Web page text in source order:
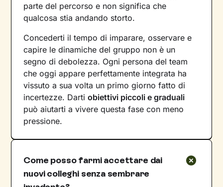
parte del percorso e non significa che
qualcosa stia andando storto.
Concederti il tempo di imparare, osservare e
capire le dinamiche del gruppo non è un
segno di debolezza. Ogni persona del team
che oggi appare perfettamente integrata ha
vissuto a sua volta un primo giorno fatto di
incertezze. Dartiobiettivi piccoli e graduali
può aiutarti a vivere questa fase con meno
pressione.
Come posso farmi accettare dai
nuovi colleghi senza sembrare